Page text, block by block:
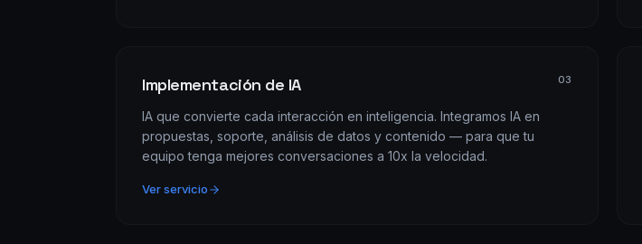
Implementación de IA 03
IA que convierte cada interacción en inteligencia. Integramos IA en
propuestas, soporte, análisis de datos y contenido — para que tu
equipo tenga mejores conversaciones a 10x la velocidad.
Ver servicio